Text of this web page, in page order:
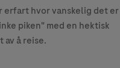
erfart hvor vanskelig det er
piken" med en hektisk
å reise.